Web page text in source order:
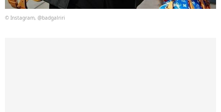
© Instagram, @badgalriri